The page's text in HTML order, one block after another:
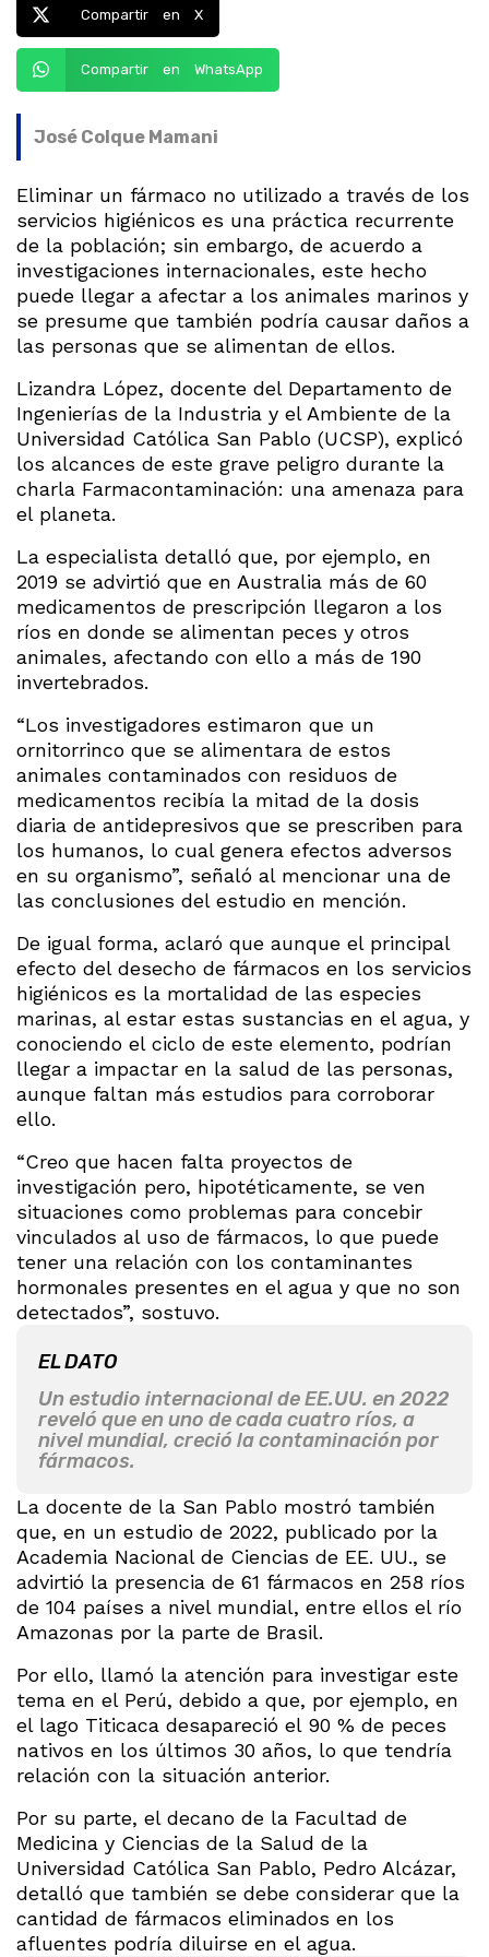
Compartir en X
Compartir en WhatsApp
José Colque Mamani
Eliminar un fármaco no utilizado a través de los
servicios higiénicos es una práctica recurrente
de la población; sin embargo, de acuerdo a
investigaciones internacionales, este hecho
puede llegar a afectar a los animales marinos y
se presume que también podría causar daños a
las personas que se alimentan de ellos.
Lizandra López, docente del Departamento de
Ingenierías de la Industria y el Ambiente de la
Universidad Católica San Pablo (UCSP), explicó
los alcances de este grave peligro durante la
charla Farmacontaminación: una amenaza para
el planeta.
La especialista detalló que, por ejemplo, en
2019 se advirtió que en Australia más de 60
medicamentos de prescripción llegaron a los
ríos en donde se alimentan peces y otros
animales, afectando con ello a más de 190
invertebrados.
“Los investigadores estimaron que un
ornitorrinco que se alimentara de estos
animales contaminados con residuos de
medicamentos recibía la mitad de la dosis
diaria de antidepresivos que se prescriben para
los humanos, lo cual genera efectos adversos
en su organismo”, señaló al mencionar una de
las conclusiones del estudio en mención.
De igual forma, aclaró que aunque el principal
efecto del desecho de fármacos en los servicios
higiénicos es la mortalidad de las especies
marinas, al estar estas sustancias en el agua, y
conociendo el ciclo de este elemento, podrían
llegar a impactar en la salud de las personas,
aunque faltan más estudios para corroborar
ello.
“Creo que hacen falta proyectos de
investigación pero, hipotéticamente, se ven
situaciones como problemas para concebir
vinculados al uso de fármacos, lo que puede
tener una relación con los contaminantes
hormonales presentes en el agua y que no son
detectados”, sostuvo.
EL DATO
Un estudio internacional de EE.UU. en 2022
reveló que en uno de cada cuatro ríos, a
nivel mundial, creció la contaminación por
fármacos.
La docente de la San Pablo mostró también
que, en un estudio de 2022, publicado por la
Academia Nacional de Ciencias de EE. UU., se
advirtió la presencia de 61 fármacos en 258 ríos
de 104 países a nivel mundial, entre ellos el río
Amazonas por la parte de Brasil.
Por ello, llamó la atención para investigar este
tema en el Perú, debido a que, por ejemplo, en
el lago Titicaca desapareció el 90 % de peces
nativos en los últimos 30 años, lo que tendría
relación con la situación anterior.
Por su parte, el decano de la Facultad de
Medicina y Ciencias de la Salud de la
Universidad Católica San Pablo, Pedro Alcázar,
detalló que también se debe considerar que la
cantidad de fármacos eliminados en los
afluentes podría diluirse en el agua.